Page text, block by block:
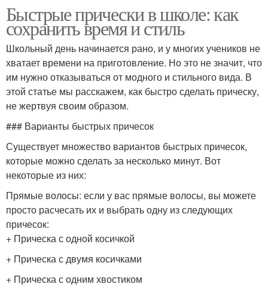
Быстрые прически в школе: как
сохранить время и стиль
Школьный день начинается рано, и у многих учеников не
хватает времени на приготовление. Но это не значит, что
им нужно отказываться от модного и стильного вида. В
этой статье мы расскажем, как быстро сделать прическу,
не жертвуя своим образом.
### Варианты быстрых причесок
Существует множество вариантов быстрых причесок,
которые можно сделать за несколько минут. Вот
некоторые из них:
Прямые волосы: если у вас прямые волосы, вы можете
просто расчесать их и выбрать одну из следующих
причесок:
+ Прическа с одной косичкой
+ Прическа с двумя косичками
+ Прическа с одним хвостиком